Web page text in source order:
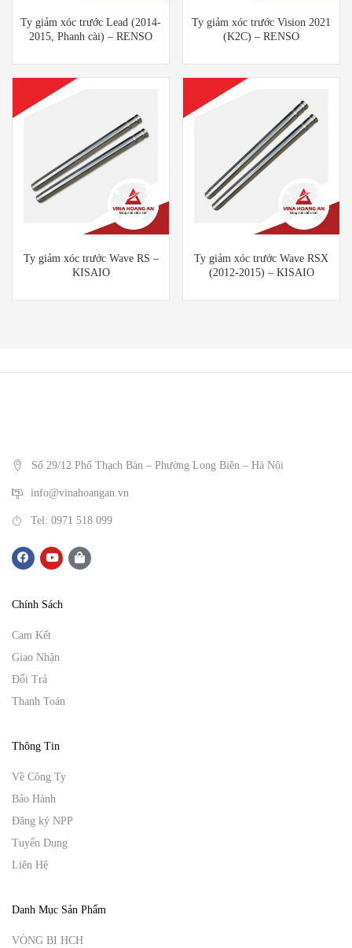
Ty giảm xóc trước Lead (2014-
2015, Phanh cài) – RENSO
Ty giảm xóc trước Vision 2021
(K2C) – RENSO
Ty giảm xóc trước Wave RS –
KISAIO
Ty giảm xóc trước Wave RSX
(2012-2015) – KISAIO
Số 29/12 Phố Thạch Bàn – Phường Long Biên – Hà Nội
info@vinahoangan.vn
Tel: 0971 518 099
Chính Sách
Cam Kết
Giao Nhận
Đổi Trả
Thanh Toán
Thông Tin
Về Công Ty
Bảo Hành
Đăng ký NPP
Tuyển Dụng
Liên Hệ
Danh Mục Sản Phẩm
VÒNG BI HCH